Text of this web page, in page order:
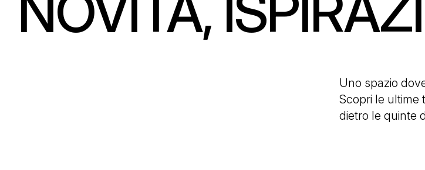
Uno spazio
Scopri le ultime
dietro le quinte